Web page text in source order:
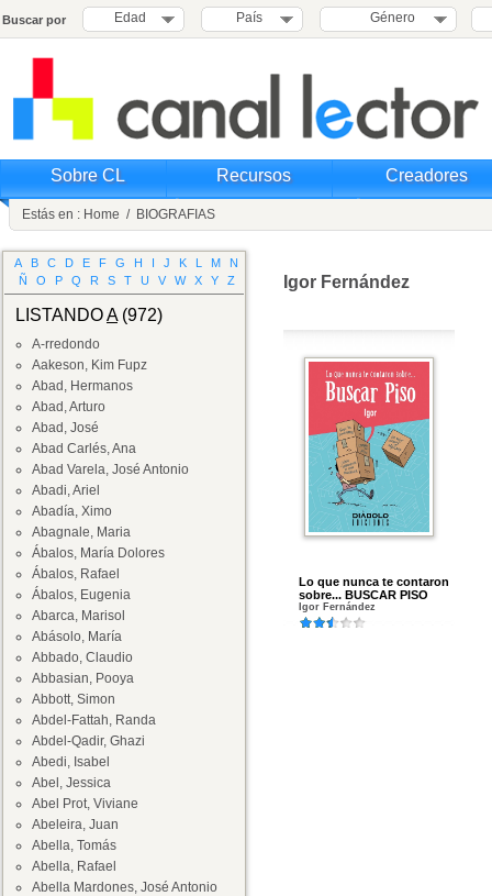
Buscar por Edad País Género
Sobre CL Recursos Creadores
Estás en : Home / BIOGRAFIAS
A B C D E F G H I J K L M
N
Ñ
O P Q R S T U V W X Y Z
LISTANDOA(972)
A-rredondo
Aakeson, Kim Fupz
Abad, Hermanos
Abad, Arturo
Abad, José
Abad Carlés, Ana
Abad Varela, José Antonio
Abadi, Ariel
Abadía, Ximo
Abagnale, Maria
Ábalos, María Dolores
Ábalos, Rafael
Ábalos, Eugenia
Abarca, Marisol
Abásolo, María
Abbado, Claudio
Abbasian, Pooya
Abbott, Simon
Abdel-Fattah, Randa
Abdel-Qadir, Ghazi
Abedi, Isabel
Abel, Jessica
Abel Prot, Viviane
Abeleira, Juan
Abella, Tomás
Abella, Rafael
Abella Mardones, José Antonio
Igor Fernández
Lo que nunca te contaron
sobre... BUSCAR PISO
Igor Fernández